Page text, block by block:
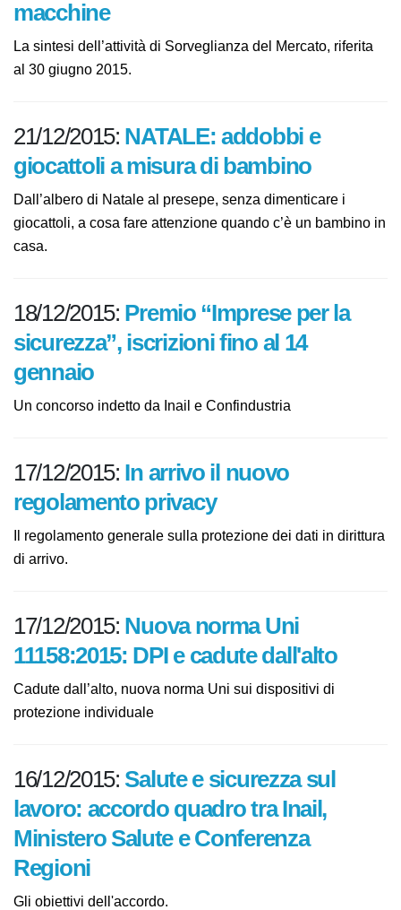
Direttiva macchine
La sintesi dell’attività di Sorveglianza del Mercato,
riferita al 30 giugno 2015.
21/12/2015:NATALE: addobbi e
giocattoli a misura di bambino
Dall’albero di Natale al presepe, senza dimenticare i
giocattoli, a cosa fare attenzione quando c’è un
bambino in casa.
18/12/2015:Premio “Imprese per la
sicurezza”, iscrizioni fino al 14
gennaio
Un concorso indetto da Inail e Confindustria
17/12/2015:In arrivo il nuovo
regolamento privacy
Il regolamento generale sulla protezione dei dati in
dirittura di arrivo.
17/12/2015:Nuova norma Uni
11158:2015: DPI e cadute dall'alto
Cadute dall’alto, nuova norma Uni sui dispositivi di
protezione individuale
16/12/2015:Salute e sicurezza sul
lavoro: accordo quadro tra Inail,
Ministero Salute e Conferenza
Regioni